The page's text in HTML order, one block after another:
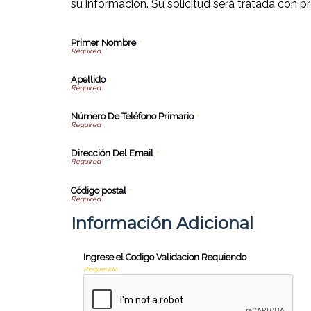
su información. Su solicitud será tratada con
Primer Nombre *
Apellido*
Número De Teléfono Primario*
Dirección Del Email *
Código postal *
Información Adicional
Ingrese el Codigo Validacion Requiendo
Requerido